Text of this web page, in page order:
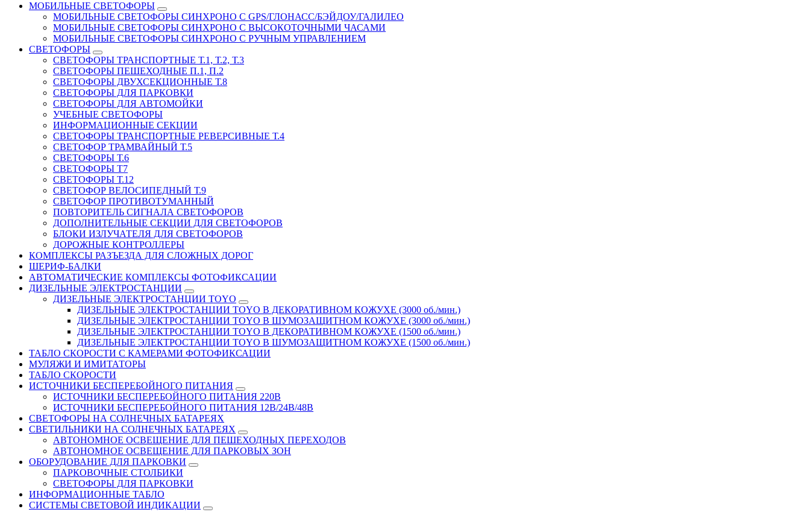
МОБИЛЬНЫЕ СВЕТОФОРЫ
МОБИЛЬНЫЕ СВЕТОФОРЫ СИНХРОНО С GPS/ГЛОНАСС/БЭЙДОУ/ГАЛИЛЕО
МОБИЛЬНЫЕ СВЕТОФОРЫ СИНХРОНО С ВЫСОКОТОЧНЫМИ ЧАСАМИ
МОБИЛЬНЫЕ СВЕТОФОРЫ СИНХРОНО С РУЧНЫМ УПРАВЛЕНИЕМ
СВЕТОФОРЫ
СВЕТОФОРЫ ТРАНСПОРТНЫЕ Т.1, Т.2, Т.3
СВЕТОФОРЫ ПЕШЕХОДНЫЕ П.1, П.2
СВЕТОФОРЫ ДВУХСЕКЦИОННЫЕ Т.8
СВЕТОФОРЫ ДЛЯ ПАРКОВКИ
СВЕТОФОРЫ ДЛЯ АВТОМОЙКИ
УЧЕБНЫЕ СВЕТОФОРЫ
ИНФОРМАЦИОННЫЕ СЕКЦИИ
СВЕТОФОРЫ ТРАНСПОРТНЫЕ РЕВЕРСИВНЫЕ Т.4
СВЕТОФОР ТРАМВАЙНЫЙ Т.5
СВЕТОФОРЫ Т.6
СВЕТОФОРЫ Т7
СВЕТОФОРЫ Т.12
СВЕТОФОР ВЕЛОСИПЕДНЫЙ Т.9
СВЕТОФОР ПРОТИВОТУМАННЫЙ
ПОВТОРИТЕЛЬ СИГНАЛА СВЕТОФОРОВ
ДОПОЛНИТЕЛЬНЫЕ СЕКЦИИ ДЛЯ СВЕТОФОРОВ
БЛОКИ ИЗЛУЧАТЕЛЯ ДЛЯ СВЕТОФОРОВ
ДОРОЖНЫЕ КОНТРОЛЛЕРЫ
КОМПЛЕКСЫ РАЗЪЕЗДА ДЛЯ СЛОЖНЫХ ДОРОГ
ШЕРИФ-БАЛКИ
АВТОМАТИЧЕСКИЕ КОМПЛЕКСЫ ФОТОФИКСАЦИИ
ДИЗЕЛЬНЫЕ ЭЛЕКТРОСТАНЦИИ
ДИЗЕЛЬНЫЕ ЭЛЕКТРОСТАНЦИИ TOYO
ДИЗЕЛЬНЫЕ ЭЛЕКТРОСТАНЦИИ TOYO В ДЕКОРАТИВНОМ КОЖУХЕ (3000 об./мин.)
ДИЗЕЛЬНЫЕ ЭЛЕКТРОСТАНЦИИ TOYO В ШУМОЗАЩИТНОМ КОЖУХЕ (3000 об./мин.)
ДИЗЕЛЬНЫЕ ЭЛЕКТРОСТАНЦИИ TOYO В ДЕКОРАТИВНОМ КОЖУХЕ (1500 об./мин.)
ДИЗЕЛЬНЫЕ ЭЛЕКТРОСТАНЦИИ TOYO В ШУМОЗАЩИТНОМ КОЖУХЕ (1500 об./мин.)
ТАБЛО СКОРОСТИ С КАМЕРАМИ ФОТОФИКСАЦИИ
МУЛЯЖИ И ИМИТАТОРЫ
ТАБЛО СКОРОСТИ
ИСТОЧНИКИ БЕСПЕРЕБОЙНОГО ПИТАНИЯ
ИСТОЧНИКИ БЕСПЕРЕБОЙНОГО ПИТАНИЯ 220В
ИСТОЧНИКИ БЕСПЕРЕБОЙНОГО ПИТАНИЯ 12В/24В/48В
СВЕТОФОРЫ НА СОЛНЕЧНЫХ БАТАРЕЯХ
СВЕТИЛЬНИКИ НА СОЛНЕЧНЫХ БАТАРЕЯХ
АВТОНОМНОЕ ОСВЕЩЕНИЕ ДЛЯ ПЕШЕХОДНЫХ ПЕРЕХОДОВ
АВТОНОМНОЕ ОСВЕЩЕНИЕ ДЛЯ ПАРКОВЫХ ЗОН
ОБОРУДОВАНИЕ ДЛЯ ПАРКОВКИ
ПАРКОВОЧНЫЕ СТОЛБИКИ
СВЕТОФОРЫ ДЛЯ ПАРКОВКИ
ИНФОРМАЦИОННЫЕ ТАБЛО
CИСТЕМЫ СВЕТОВОЙ ИНДИКАЦИИ